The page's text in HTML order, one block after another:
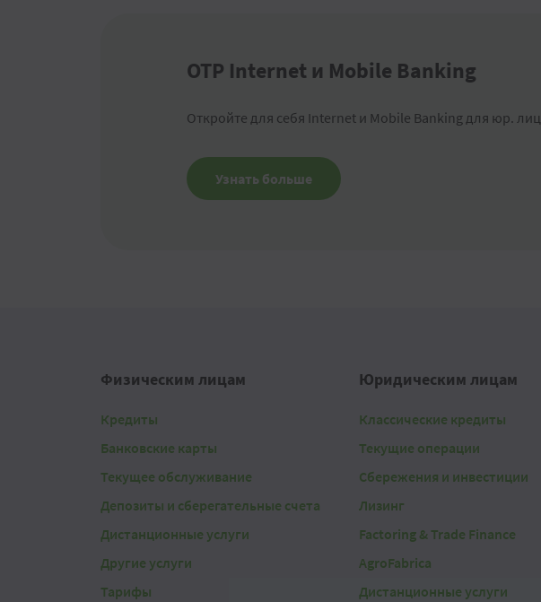
OTP Internet и Mobile Banking
Откройте для себя Internet и Mobile Banking для юр. лиц
Узнать больше
Физическим лицам
Кредиты
Банковские карты
Текущее обслуживание
Депозиты и сберегательные счета
Дистанционные услуги
Другие услуги
Тарифы
Юридическим лицам
Классические кредиты
Текущие операции
Сбережения и инвестиции
Лизинг
Factoring & Trade Finance
AgroFabrica
Дистанционные услуги